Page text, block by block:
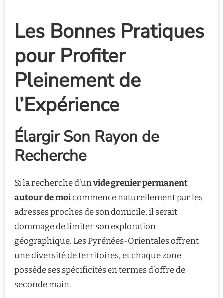
Les Bonnes Pratiques
pour Profiter
Pleinement de
l’Expérience
Élargir Son Rayon de
Recherche
Si la recherche d’unvide grenier permanent
autour de moicommence naturellement par les
adresses proches de son domicile, il serait
dommage de limiter son exploration
géographique. Les Pyrénées-Orientales offrent
une diversité de territoires, et chaque zone
possède ses spécificités en termes d’offre de
seconde main.